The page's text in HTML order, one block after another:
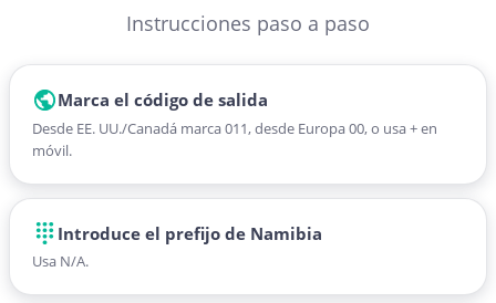
Instrucciones paso a paso
Marca el código de salida
Desde EE. UU./Canadá marca 011, desde Europa 00, o usa + en
móvil.
Introduce el prefijo de Namibia
Usa N/A.